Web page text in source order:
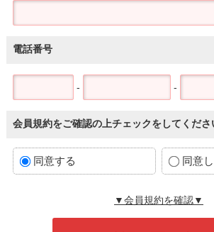
電話番号
- -
会員規約をご確認の上チェックをしてくださ
同意する 同意
▼会員規約を確認▼